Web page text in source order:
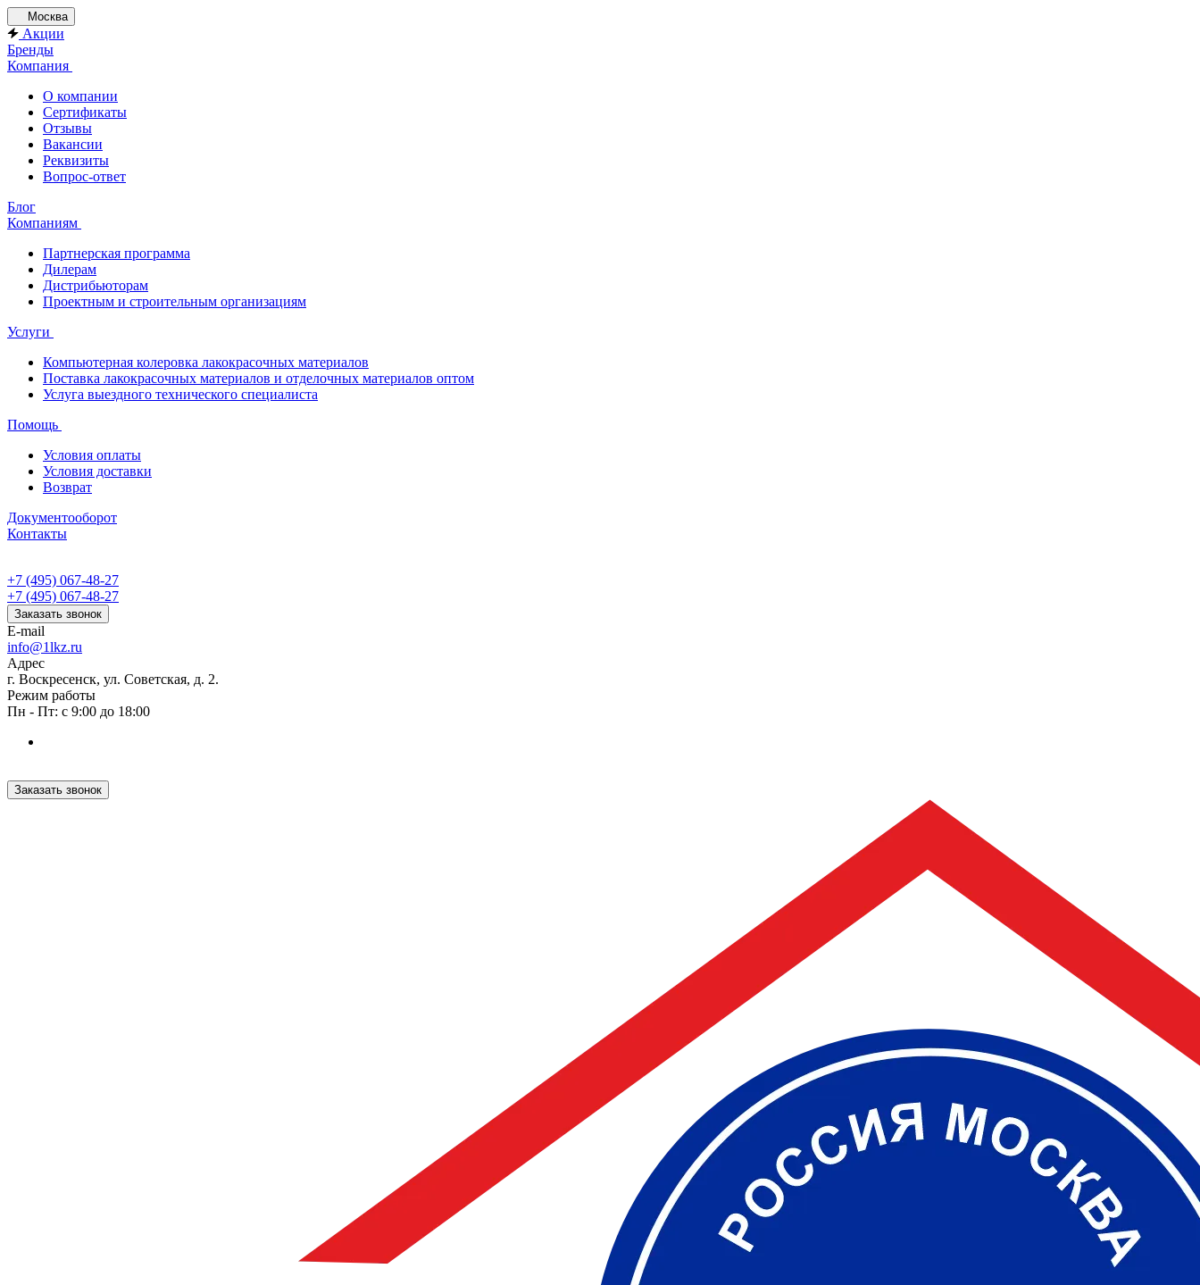
Москва
Акции
Бренды
Компания
О компании
Сертификаты
Отзывы
Вакансии
Реквизиты
Вопрос-ответ
Блог
Компаниям
Партнерская программа
Дилерам
Дистрибьюторам
Проектным и строительным организациям
Услуги
Компьютерная колеровка лакокрасочных материалов
Поставка лакокрасочных материалов и отделочных материалов оптом
Услуга выездного технического специалиста
Помощь
Условия оплаты
Условия доставки
Возврат
Документооборот
Контакты
+7 (495) 067-48-27
+7 (495) 067-48-27
Заказать звонок
E-mail
info@1lkz.ru
Адрес
г. Воскресенск, ул. Советская, д. 2.
Режим работы
Пн - Пт: с 9:00 до 18:00
Заказать звонок